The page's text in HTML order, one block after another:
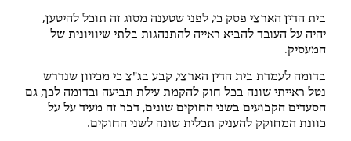
בית הדין הארצי פסק כי, לפני שטענה מסוג זה תוכל להיטען,
יהיה על העובד להביא ראייה להתנהגות בלתי שיוויונית של
המעסיק.
בדומה לעמדת בית הדין הארצי, קבע בג"צ כי מכיוון שנדרש
נטל ראייתי שונה בכל חוק להקמת עילת תביעה ובדומה לכך, גם
הסעדים הקבועים בשני החוקים שונים, דבר זה מעיד על על
כוונת המחוקק להעניק תכלית שונה לשני החוקים.